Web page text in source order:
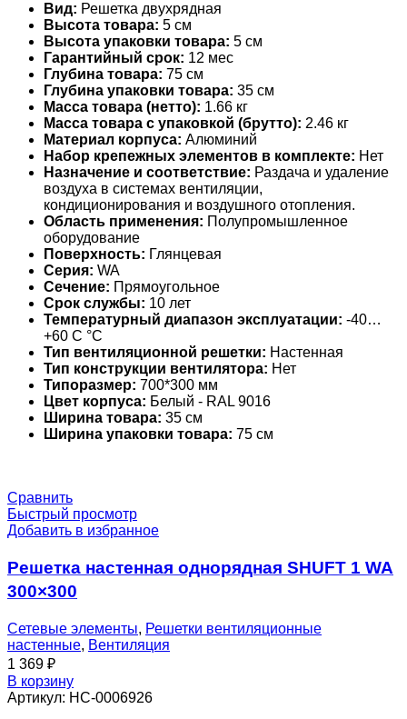
Вид: Решетка двухрядная
Высота товара: 5 см
Высота упаковки товара: 5 см
Гарантийный срок: 12 мес
Глубина товара: 75 см
Глубина упаковки товара: 35 см
Масса товара (нетто): 1.66 кг
Масса товара с упаковкой (брутто): 2.46 кг
Материал корпуса: Алюминий
Набор крепежных элементов в комплекте: Нет
Назначение и соответствие: Раздача и удаление
воздуха в системах вентиляции,
кондиционирования и воздушного отопления.
Область применения: Полупромышленное
оборудование
Поверхность: Глянцевая
Серия: WA
Сечение: Прямоугольное
Срок службы: 10 лет
Температурный диапазон эксплуатации: -40…
+60 С °С
Тип вентиляционной решетки: Настенная
Тип конструкции вентилятора: Нет
Типоразмер: 700*300 мм
Цвет корпуса: Белый - RAL 9016
Ширина товара: 35 см
Ширина упаковки товара: 75 см
Сравнить
Быстрый просмотр
Добавить в избранное
Решетка настенная однорядная SHUFT 1 WA
300×300
Сетевые элементы, Решетки вентиляционные
настенные, Вентиляция
1 369 ₽
В корзину
Артикул: НС-0006926